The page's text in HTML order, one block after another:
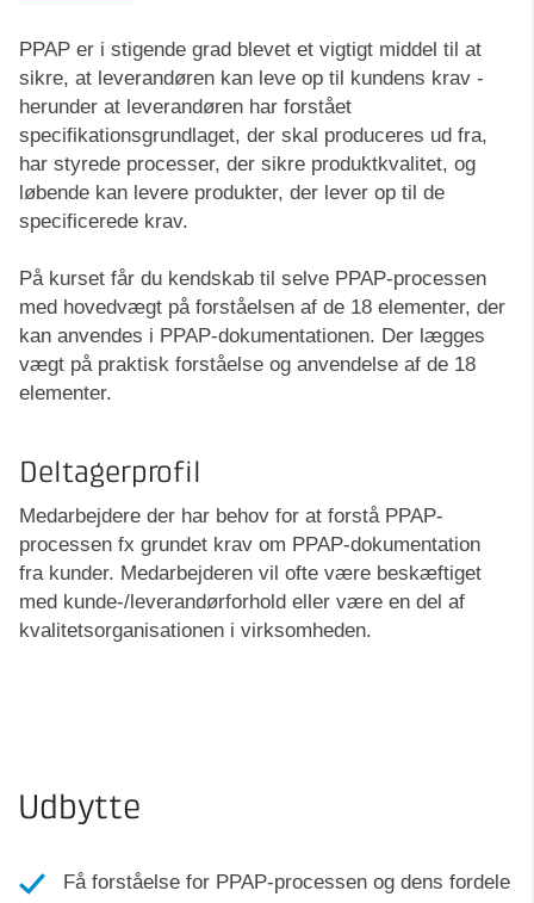
PPAP er i stigende grad blevet et vigtigt middel til at
sikre, at leverandøren kan leve op til kundens krav -
herunder at leverandøren har forstået
specifikationsgrundlaget, der skal produceres ud fra,
har styrede processer, der sikre produktkvalitet, og
løbende kan levere produkter, der lever op til de
specificerede krav.
På kurset får du kendskab til selve PPAP-processen
med hovedvægt på forståelsen af de 18 elementer, der
kan anvendes i PPAP-dokumentationen. Der lægges
vægt på praktisk forståelse og anvendelse af de 18
elementer.
Deltagerprofil
Medarbejdere der har behov for at forstå PPAP-
processen fx grundet krav om PPAP-dokumentation
fra kunder. Medarbejderen vil ofte være beskæftiget
med kunde-/leverandørforhold eller være en del af
kvalitetsorganisationen i virksomheden.
Udbytte
Få forståelse for PPAP-processen og dens fordele